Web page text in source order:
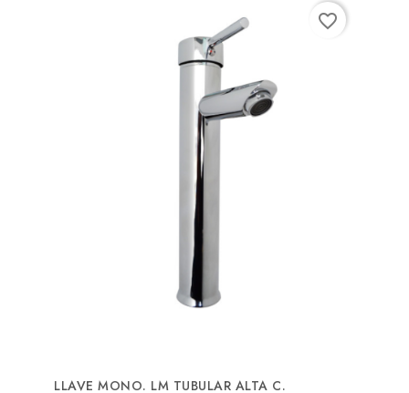
LLAVE MONO. LM TUBULAR ALTA C.
favorite_border